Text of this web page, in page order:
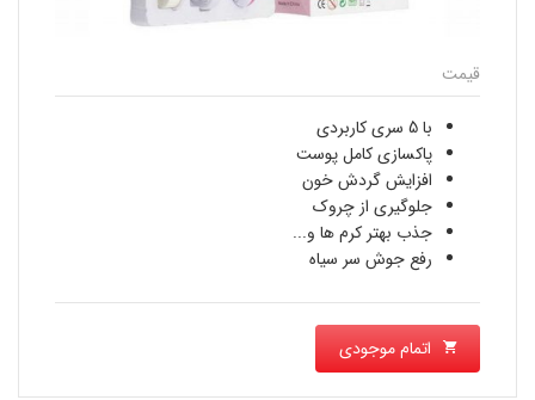
قیمت
با 5 سری کاربردی
پاکسازی کامل پوست
افزایش گردش خون
جلوگیری از چروک
جذب بهتر کرم ها و...
رفع جوش سر سیاه
اتمام موجودی